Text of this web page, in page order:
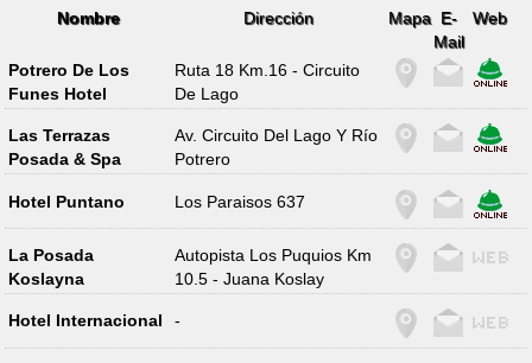
Nombre Dirección Mapa E-
Mail
Web
Potrero De Los
Funes Hotel
Ruta 18 Km.16 - Circuito
De Lago
Las Terrazas
Posada & Spa
Av. Circuito Del Lago Y Río
Potrero
Hotel Puntano Los Paraisos 637
La Posada
Koslayna
Autopista Los Puquios Km
10.5 - Juana Koslay
Hotel Internacional -